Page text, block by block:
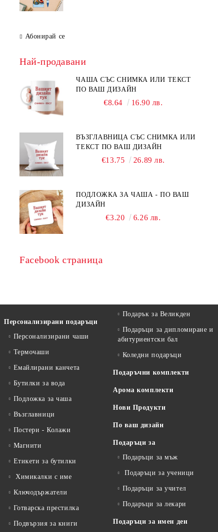
Абонирай се
Най-продавани
ЧАША СЪС СНИМКА ИЛИ ТЕКСТ
ПО ВАШ ДИЗАЙН
€8.64 16.90 лв.
ВЪЗГЛАВНИЦА СЪС СНИМКА ИЛИ
ТЕКСТ ПО ВАШ ДИЗАЙН
€13.75 26.89 лв.
ПОДЛОЖКА ЗА ЧАША - ПО ВАШ
ДИЗАЙН
€3.20 6.26 лв.
Facebook страница
Персонализирани подаръци
Персонализирани чаши
Термочаши
Емайлирани канчета
Бутилки за вода
Подложка за чаша
Възглавници
Постери - Колажи
Магнити
Етикети за бутилки
Химикалки с име
Ключодържатели
Готварска престилка
Подвързия за книги
Подарък за Великден
Подаръци за дипломиране и
абитуриентски бал
Коледни подаръци
Подаръчни комплекти
Арома комплекти
Нови Продукти
По ваш дизайн
Подаръци за
Подаръци за мъж
Подаръци за ученици
Подаръци за учител
Подаръци за лекари
Подаръци за имен ден